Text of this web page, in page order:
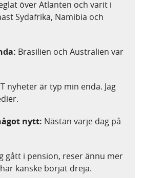
över Atlanten och varit i
Sydafrika, Namibia och
Brasilien och Australien var
nyheter är typ min enda. Jag
nytt: Nästan varje dag på
gått i pension, reser ännu mer
kanske börjat dreja.